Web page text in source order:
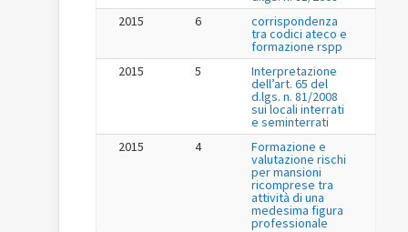
2015
6 corrispondenza
tra codici ateco e
formazione rspp
2015
5 Interpretazione
dell’art. 65 del
d.lgs. n. 81/2008
sui locali interrati
e seminterrati
2015
4 Formazione e
valutazione rischi
per mansioni
ricomprese tra
attività di una
medesima figura
professionale